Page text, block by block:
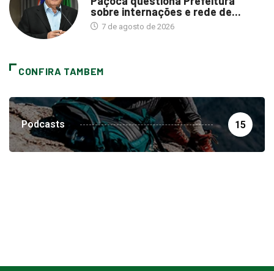
sobre internações e rede de...
7 de agosto de 2026
CONFIRA TAMBEM
Podcasts 15